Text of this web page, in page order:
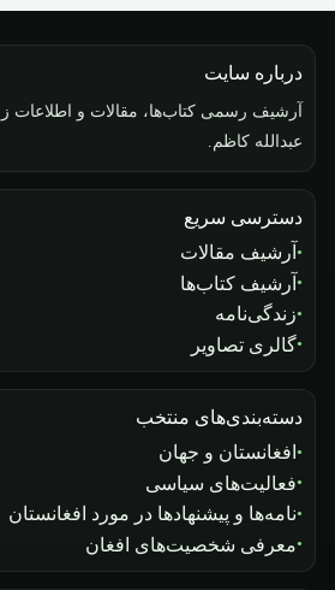
درباره سایت
آرشیف رسمی کتاب‌ها، مقالات و اطلاعات
عبدالله کاظم.
دسترسی سریع
آرشیف مقالات
آرشیف کتاب‌ها
زندگی‌نامه
گالری تصاویر
دسته‌بندی‌های منتخب
افغانستان و جهان
فعالیت‌های سیاسی
نامه‌ها و پیشنهادها در مورد افغانستان
معرفی شخصیت‌های افغان